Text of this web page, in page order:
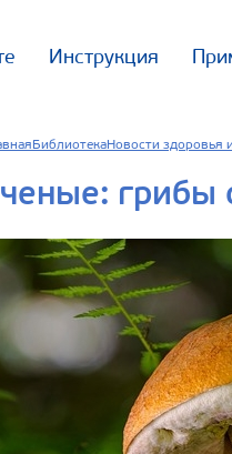
Инструкция
БиблиотекаНовости здоровья
грибы